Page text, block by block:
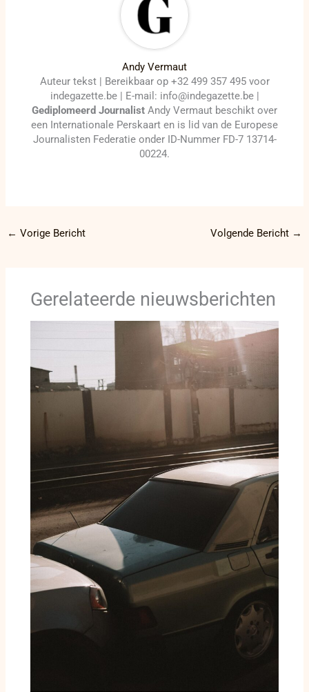
Andy Vermaut
Auteur tekst | Bereikbaar op +32 499 357 495 voor
indegazette.be | E-mail: info@indegazette.be |
Gediplomeerd Journalist Andy Vermaut beschikt over
een Internationale Perskaart en is lid van de Europese
Journalisten Federatie onder ID-Nummer FD-7 13714-
00224.
← Vorige Bericht Volgende Bericht →
Gerelateerde nieuwsberichten